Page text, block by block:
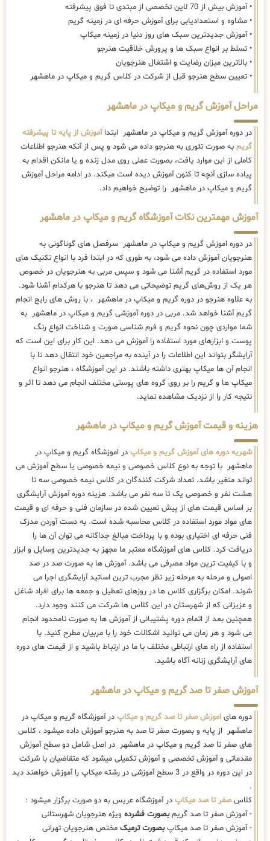
• آموزش بیش از 70 لاین تخصصی از مبتدی تا فوق پیشرفته
• مشاوه و استعدادیابی برای آموزش حرفه ای در زمینه گریم
• آموزش جدیدترین سبک های روز دنیا در زمینه میکاپ
• تسلط بر انواع سبک ها و پرورش خلاقیت هنرجو
• بالاترین میزان رضایت و اشتغال هنرجویان
• تعیین سطح هنرجو قبل از شرکت در کلاس گریم و میکاپ در ماهشهر
مراحل آموزش گریم و میکاپ در ماهشهر
در دوره آموزش گریم و میکاپ در ماهشهر ابتداآموزش از پایه تا پیشرفته
گریم به صورت تئوری به هنرجو داده می شود و پس از آنکه هنرجو اطلاعات
کاملی از این موارد یافت، بصورت عملی روی مدل زنده و یا مانکن اقدام به
پیاده سازی آنچه تا کنون آموزش دیده است میکند. در ادامه مراحل آموزش
گریم و میکاپ در ماهشهر را توضیح خواهیم داد.
آموزش مهمترین نکات آموزشگاه گریم و میکاپ در ماهشهر
در دوره اموزش گریم و میکاپ در ماهشهر سرفصل های گوناگونی به
هنرجویان آموزش داده می شود، به طوری که در ابتدا فرد با انواع تکنیک های
مورد استفاده در گریم آشنا می شود و سپس مربی به هنرجویان در خصوص
هر یک از روش‌های گریم توضیحاتی می دهد تا هنرجو با هرکدام آشنا شود.
به علاوه هنرجو در دوره گریم و میکاپ در ماهشهر ، با روش های رایج انجام
گریم آشنا خواهد شد. مربی در دوره آموزشی گریم و میکاپ در ماهشهر به
شما مواردی چون نحوه گریم و فرم شناسی صورت و شناخت انواع رنگ
پوست و ابزارهای مورد استفاده را آموزش می دهد. این کار برای این است که
آرایشگر بتواند این اطلاعات را در آینده به مراجعین خود انتقال دهد تا با
انجام آن ها میکاپ بهتری داشته باشند. در این آموزشگاه ، هنرجو انواع
میکاپ ها و گریم را بر روی گروه های پوستی مختلف انجام می دهد تا اثر و
نتیجه کار را از نزدیک مشاهده نماید.
هزینه و قیمت آموزش گریم و میکاپ در ماهشهر
شهریه دوره های آموزش گریم و میکاپ در اموزشگاه گریم و میکاپ در
ماهشهر با توجه به نوع کلاس خصوصی و نیمه خصوصی یا سطح آموزش می
تواند متغیر باشد. تعداد شرکت کنندگان در کلاس نیمه خصوصی سه تا
هشت نفر و خصوصی یک تا سه نفر می باشد. هزینه دوره آموزش آرایشگری
بر اساس قیمت های از پیش تعیین شده در سازمان فنی و حرفه ای و قیمت
های مواد مورد استفاده در کلاس محاسبه شده است. به دست آوردن مدرک
فنی حرفه ای اختیاری بوده و با پرداخت مبالغ جداگانه می توان آن ها را
دریافت کرد. کلاس های آموزشگاه معتبر ما مجهز به جدیدترین وسایل و ابزار
و با کیفیت ترین مواد مصرفی می باشد. آموزش ها به صورت صد در صد
اصولی و مرحله به مرحله زیر نظر مجرب ترین اساتید آرایشگری اجرا می
شوند. امکان برگزاری کلاس ها در روزهای تعطیل و جمعه ها برای افراد شاغل
و عزیزانی که از شهرستان در این کلاس ها شرکت می کنند وجود دارد.
همچنین بعد از اتمام دوره پشتیبانی از آموزش ها به صورت نامحدود انجام
می شود و هر زمان می توانید اشکالات خود را با مربیان مطرح کنید. با
استفاده از راه های ارتباطی مختلف با ما در ارتباط باشید و از قیمت های دوره
های آرایشگری زنانه آگاه باشید.
آموزش صفر تا صد گریم و میکاپ در ماهشهر
دوره های اموزش صفر تا صد گریم و میکاپ در آموزشگاه گریم و میکاپ در
ماهشهر از پایه و بصورت صفر تا صد به هنرجو آموزش داده میشود ، کلاس
های صفر تا صد گریم و میکاپ در ماهشهر در اصل شامل دو سطح آموزش
مقدماتی و آموزش تخصصی و آموزش تکمیلی میشود که متقاضیان با شرکت
در این دوره در واقع در 3 سطح آموزشی در رشته میکاپ را آموزش خواهند دید
.
کلاسصفر تا صد میکاپ در آموزشگاه عریس به دو صورت برگزار میشود :
- آموزش صفر تا صد گریمبصورت فشرده ویژه هنرجویان شهرستانی
- آموزش صفر تا صد میکاپبصورت ترمیک مختص هنرجویان تهرانی